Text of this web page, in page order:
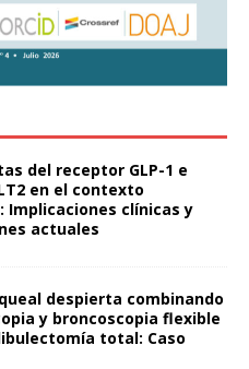
del receptor GLP-1 e
en el contexto
Implicaciones clínicas y
actuales
despierta combinando
y broncoscopia flexible
total: Caso